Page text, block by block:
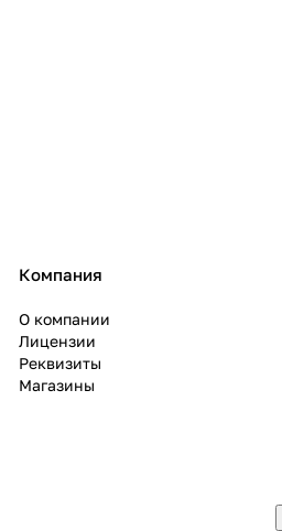
Компания
О компании
Лицензии
Реквизиты
Магазины